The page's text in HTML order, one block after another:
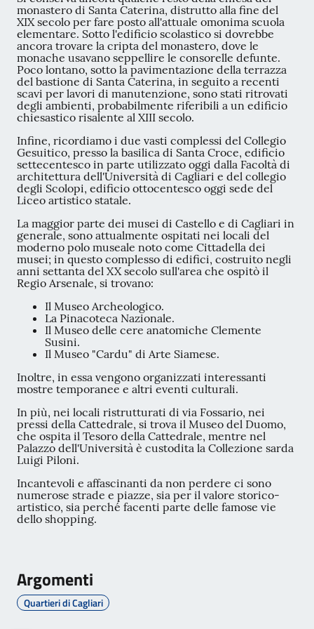
monastero di Santa Caterina, distrutto alla fine del
XIX secolo per fare posto all'attuale omonima scuola
elementare. Sotto l'edificio scolastico si dovrebbe
ancora trovare la cripta del monastero, dove le
monache usavano seppellire le consorelle defunte.
Poco lontano, sotto la pavimentazione della terrazza
del bastione di Santa Caterina, in seguito a recenti
scavi per lavori di manutenzione, sono stati ritrovati
degli ambienti, probabilmente riferibili a un edificio
chiesastico risalente al XIII secolo.
Infine, ricordiamo i due vasti complessi del Collegio
Gesuitico, presso la basilica di Santa Croce, edificio
settecentesco in parte utilizzato oggi dalla Facoltà di
architettura dell'Università di Cagliari e del collegio
degli Scolopi, edificio ottocentesco oggi sede del
Liceo artistico statale.
La maggior parte dei musei di Castello e di Cagliari in
generale, sono attualmente ospitati nei locali del
moderno polo museale noto come Cittadella dei
musei; in questo complesso di edifici, costruito negli
anni settanta del XX secolo sull'area che ospitò il
Regio Arsenale, si trovano:
Il Museo Archeologico.
La Pinacoteca Nazionale.
Il Museo delle cere anatomiche Clemente
Susini.
Il Museo "Cardu" di Arte Siamese.
Inoltre, in essa vengono organizzati interessanti
mostre temporanee e altri eventi culturali.
In più, nei locali ristrutturati di via Fossario, nei
pressi della Cattedrale, si trova il Museo del Duomo,
che ospita il Tesoro della Cattedrale, mentre nel
Palazzo dell'Università è custodita la Collezione sarda
Luigi Piloni.
Incantevoli e affascinanti da non perdere ci sono
numerose strade e piazze, sia per il valore storico-
artistico, sia perché facenti parte delle famose vie
dello shopping.
Argomenti
Quartieri di Cagliari